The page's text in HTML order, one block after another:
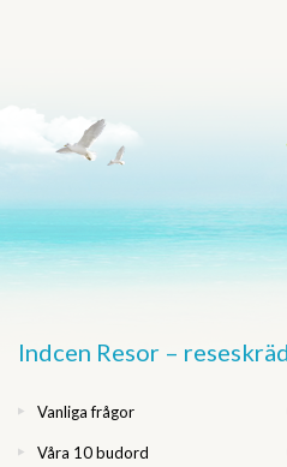
Indcen Resor –
Vanliga frågor
Våra 10 budord